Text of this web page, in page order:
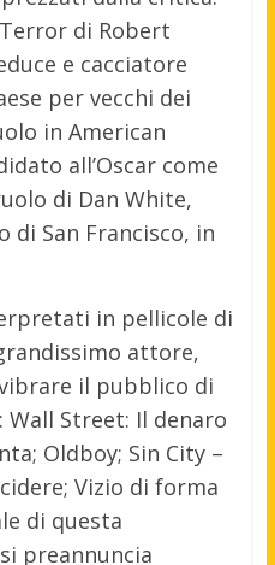
di Robert
e cacciatore
per vecchi dei
in American
all’Oscar come
di Dan White,
di San Francisco, in
in pellicole di
attore,
il pubblico di
Wall Street: Il denaro
Oldboy; Sin City –
Vizio di forma
di questa
preannuncia